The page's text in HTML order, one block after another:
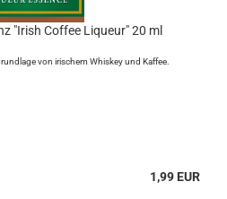
"Irish Coffee Liqueur" 20 ml
von irischem Whiskey und Kaffee.
1,99 EUR